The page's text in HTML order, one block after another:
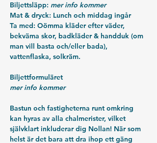
Biljettsläpp: mer info kommer
Mat & dryck: Lunch och middag ingår
Ta med: Oömma kläder efter väder,
bekväma skor, badkläder & handduk (om
man vill basta och/eller bada),
vattenflaska, solkräm.
Biljettformuläret
mer info kommer
Bastun och fastigheterna runt omkring
kan hyras av alla chalmerister, vilket
självklart inkluderar dig Nollan! När som
helst är det bara att dra ihop ett gäng